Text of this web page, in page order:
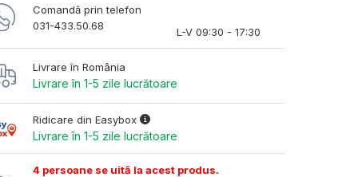
Comandă prin telefon
031-433.50.68
L-V 09:30 - 17:30
Livrare în România
Livrare în 1-5 zile lucrătoare
Ridicare din Easybox
Livrare în 1-5 zile lucrătoare
4 persoane se uită la acest produs.